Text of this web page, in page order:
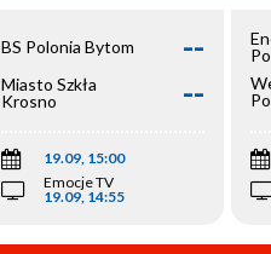
BS Polonia Bytom --
Miasto Szkła
Krosno
--
19.09, 15:00
Emocje TV
19.09, 14:55